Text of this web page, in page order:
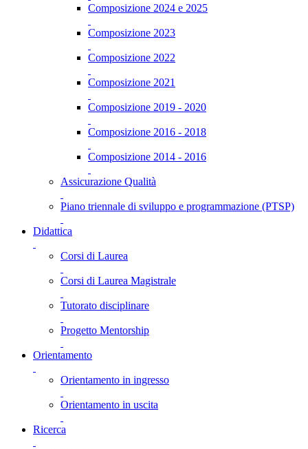
Composizione 2024 e 2025
Composizione 2023
Composizione 2022
Composizione 2021
Composizione 2019 - 2020
Composizione 2016 - 2018
Composizione 2014 - 2016
Assicurazione Qualità
Piano triennale di sviluppo e programmazione (PTSP)
Didattica
Corsi di Laurea
Corsi di Laurea Magistrale
Tutorato disciplinare
Progetto Mentorship
Orientamento
Orientamento in ingresso
Orientamento in uscita
Ricerca